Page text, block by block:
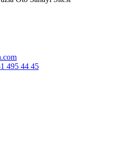
495 44 45